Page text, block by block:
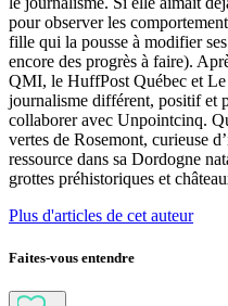
pour observer les
fille qui la pousse à modifier
encore des progrès à faire).
QMI, le HuffPost Québec et
journalisme différent, positif et
collaborer avec Unpointcinq.
vertes de Rosemont, curieuse
ressource dans sa Dordogne
grottes préhistoriques et
Plus d'articles de cet auteur
Faites-vous entendre